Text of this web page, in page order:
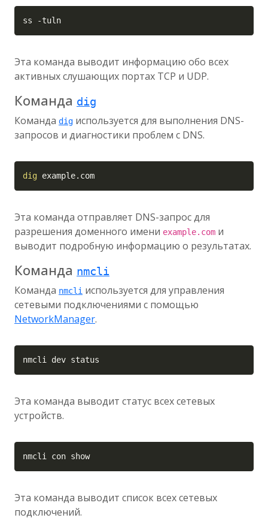
ss -tuln
Эта команда выводит информацию обо всех
активных слушающих портах TCP и UDP.
Команда dig
Команда dig используется для выполнения DNS-
запросов и диагностики проблем с DNS.
dig example.com
Эта команда отправляет DNS-запрос для
разрешения доменного имени example.com и
выводит подробную информацию о результатах.
Команда nmcli
Команда nmcli используется для управления
сетевыми подключениями с помощью
NetworkManager.
nmcli dev status
Эта команда выводит статус всех сетевых
устройств.
nmcli con show
Эта команда выводит список всех сетевых
подключений.